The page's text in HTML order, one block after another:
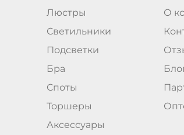
Люстры
Светильники
Подсветки
Бра
Споты
Торшеры
Аксессуары
О